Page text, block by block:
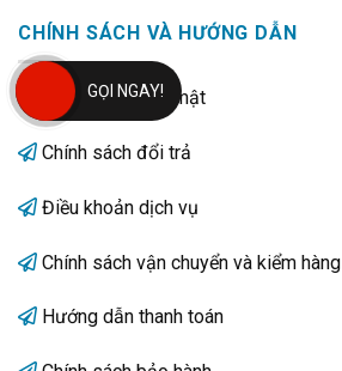
CHÍNH SÁCH VÀ HƯỚNG DẪN
Chính sách bảo mật
Chính sách đổi trả
Điều khoản dịch vụ
Chính sách vận chuyển và kiểm hàng
Hướng dẫn thanh toán
GỌI NGAY!